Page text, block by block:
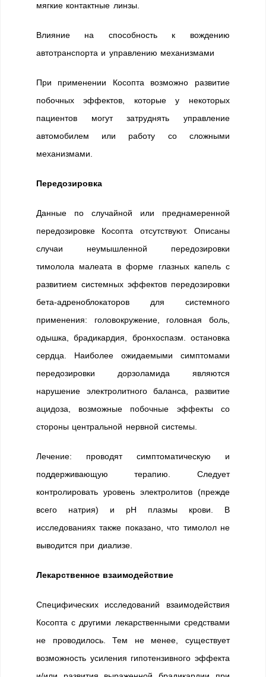
мягкие контактные линзы.
Влияние на способность к вождению
автотранспорта и управлению механизмами
При применении Косопта возможно развитие
побочных эффектов, которые у некоторых
пациентов могут затруднять управление
автомобилем или работу со сложными
механизмами.
Передозировка
Данные по случайной или преднамеренной
передозировке Косопта отсутствуют. Описаны
случаи неумышленной передозировки
тимолола малеата в форме глазных капель с
развитием системных эффектов передозировки
бета-адреноблокаторов для системного
применения: головокружение, головная боль,
одышка, брадикардия, бронхоспазм. остановка
сердца. Наиболее ожидаемыми симптомами
передозировки дорзоламида являются
нарушение электролитного баланса, развитие
ацидоза, возможные побочные эффекты со
стороны центральной нервной системы.
Лечение: проводят симптоматическую и
поддерживающую терапию. Следует
контролировать уровень электролитов (прежде
всего натрия) и рН плазмы крови. В
исследованиях также показано, что тимолол не
выводится при диализе.
Лекарственное взаимодействие
Специфических исследований взаимодействия
Косопта с другими лекарственными средствами
не проводилось. Тем не менее, существует
возможность усиления гипотензивного эффекта